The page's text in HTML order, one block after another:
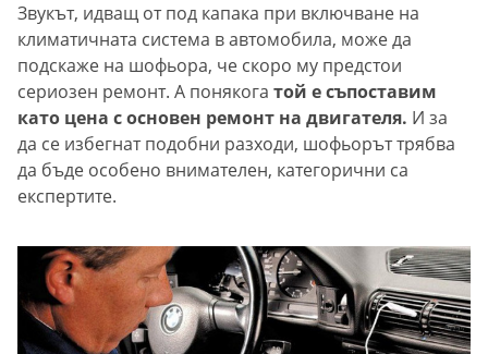
Звукът, идващ от под капака при включване на
климатичната система в автомобила, може да
подскаже на шофьора, че скоро му предстои
сериозен ремонт. А понякога той е съпоставим
като цена с основен ремонт на двигателя. И за
да се избегнат подобни разходи, шофьорът трябва
да бъде особено внимателен, категорични са
експертите.